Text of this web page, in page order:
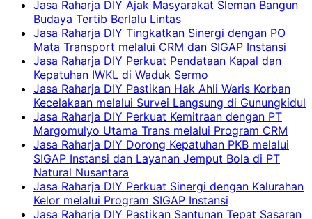
Jasa Raharja DIY Ajak Masyarakat Sleman Bangun
Budaya Tertib Berlalu Lintas
Jasa Raharja DIY Tingkatkan Sinergi dengan PO
Mata Transport melalui CRM dan SIGAP Instansi
Jasa Raharja DIY Perkuat Pendataan Kapal dan
Kepatuhan IWKL di Waduk Sermo
Jasa Raharja DIY Pastikan Hak Ahli Waris Korban
Kecelakaan melalui Survei Langsung di Gunungkidul
Jasa Raharja DIY Perkuat Kemitraan dengan PT
Margomulyo Utama Trans melalui Program CRM
Jasa Raharja DIY Dorong Kepatuhan PKB melalui
SIGAP Instansi dan Layanan Jemput Bola di PT
Natural Nusantara
Jasa Raharja DIY Perkuat Sinergi dengan Kalurahan
Kelor melalui Program SIGAP Instansi
Jasa Raharja DIY Pastikan Santunan Tepat Sasaran